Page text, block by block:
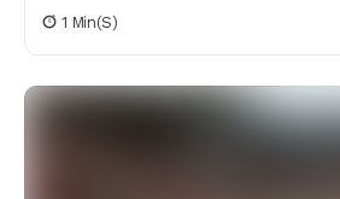
1 Min(s)